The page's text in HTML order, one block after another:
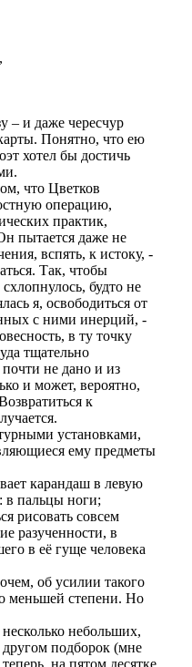
– и даже чересчур
Понятно, что ею
хотел бы достичь
что Цветков
операцию,
практик,
пытается даже не
вспять, к истоку, -
Так, чтобы
будто не
я, освободиться от
с ними инерций, -
в ту точку
тщательно
не дано и из
и может, вероятно,
к
установками,
ему предметы
карандаш в левую
в пальцы ноги;
рисовать совсем
разученности, в
в её гуще человека
об усилии такого
меньшей степени. Но
небольших,
подборок (мне
на пятом десятке